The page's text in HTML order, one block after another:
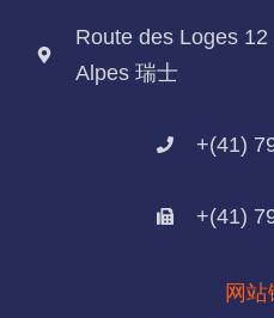
Route des Loges
Alpes 瑞士
+(41)
+(41)
网